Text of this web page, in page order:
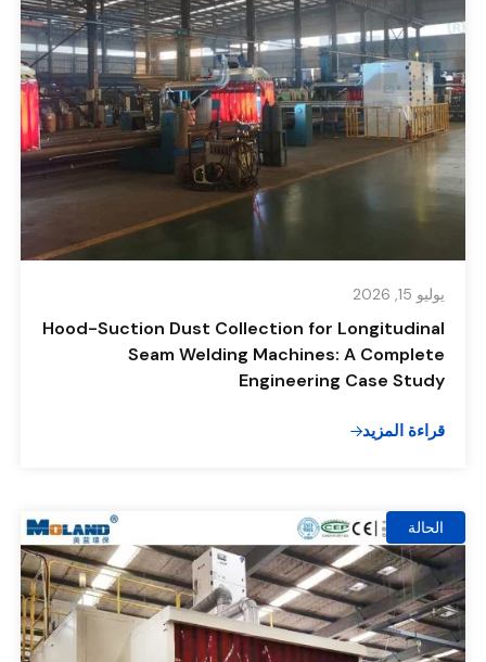
يوليو 15, 2026
Hood-Suction Dust Collection for Longitudinal
Seam Welding Machines: A Complete
Engineering Case Study
قراءة المزيد
الحالة